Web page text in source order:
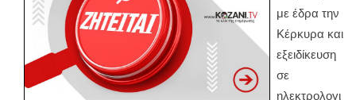
με έδρα την
Κέρκυρα και
εξειδίκευση
σε
ηλεκτρολογι